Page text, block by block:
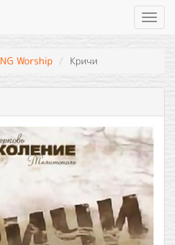
NG Worship Кричи